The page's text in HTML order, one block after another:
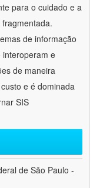
para o cuidado e a
de informação
interoperam e
de maneira
e é dominada
SIS
de São Paulo -